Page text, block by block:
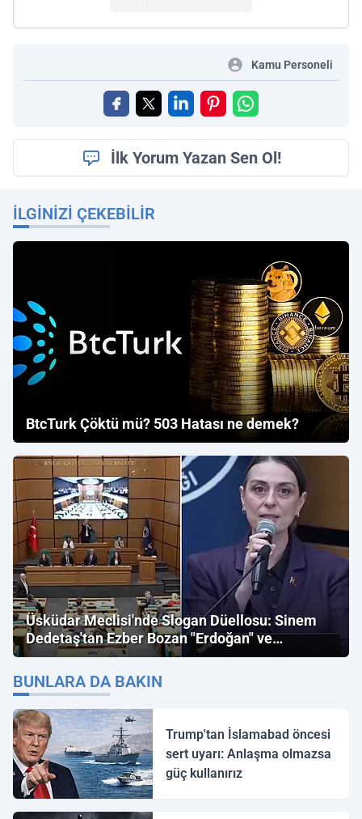
Kamu Personeli
İlk Yorum Yazan Sen Ol!
İLGINIZI ÇEKEBILIR
BtcTurk Çöktü mü? 503 Hatası ne demek?
Üsküdar Meclisi'nde Slogan Düellosu: Sinem
Dedetaş'tan Ezber Bozan "Erdoğan" ve
"İmamoğlu" Çıkışı!
BUNLARA DA BAKIN
Trump'tan İslamabad öncesi
sert uyarı: Anlaşma olmazsa
güç kullanırız